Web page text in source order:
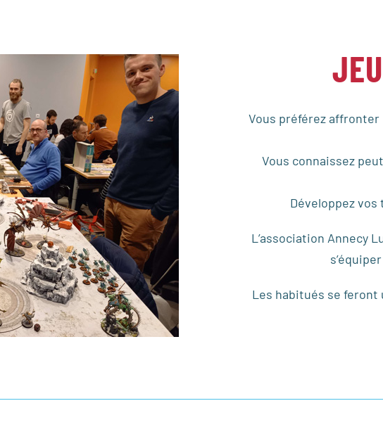
Vous préférez affronter
Vous connaissez
Développez
L’association Annecy
Les habitués se